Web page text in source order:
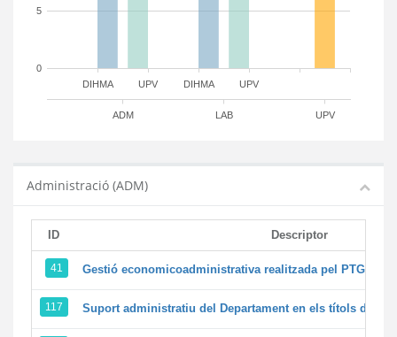
DIHMA DIHMA
UPV UPV
ADM LAB UPV
0
5
Administració (ADM)
ID Descriptor
41 Gestió economicoadministrativa realitzada pel PTGAS
117 Suport administratiu del Departament en els títols de